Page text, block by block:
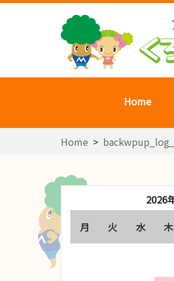
Home
Home >
2026
月
火 水 木